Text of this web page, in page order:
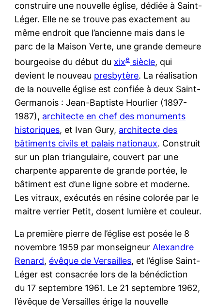
construire une nouvelle église, dédiée à Saint-
Léger. Elle ne se trouve pas exactement au
même endroit que l’ancienne mais dans le
parc de la Maison Verte, une grande demeure
bourgeoise du début du xixesiècle, qui
devient le nouveau presbytère. La réalisation
de la nouvelle église est confiée à deux Saint-
Germanois : Jean-Baptiste Hourlier (1897-
1987), architecte en chef des monuments
historiques, et Ivan Gury, architecte des
bâtiments civils et palais nationaux. Construit
sur un plan triangulaire, couvert par une
charpente apparente de grande portée, le
bâtiment est d’une ligne sobre et moderne.
Les vitraux, exécutés en résine colorée par le
maitre verrier Petit, dosent lumière et couleur.
La première pierre de l’église est posée le 8
novembre 1959 par monseigneur Alexandre
Renard, évêque de Versailles, et l’église Saint-
Léger est consacrée lors de la bénédiction
du 17 septembre 1961. Le 21 septembre 1962,
l’évêque de Versailles érige la nouvelle